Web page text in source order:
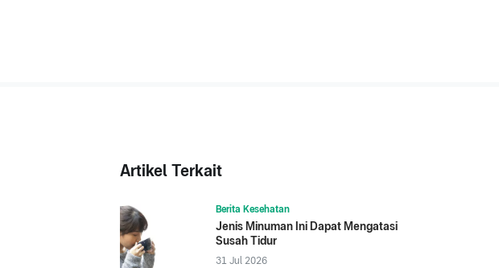
Artikel Terkait
Berita Kesehatan
Jenis Minuman Ini Dapat Mengatasi
Susah Tidur
31 Jul 2026